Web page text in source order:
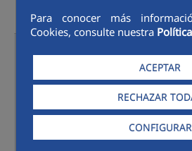
Para conocer más
Cookies, consulte nuestra
ACEPTAR
RECHAZAR
CONFIGURAR
s/